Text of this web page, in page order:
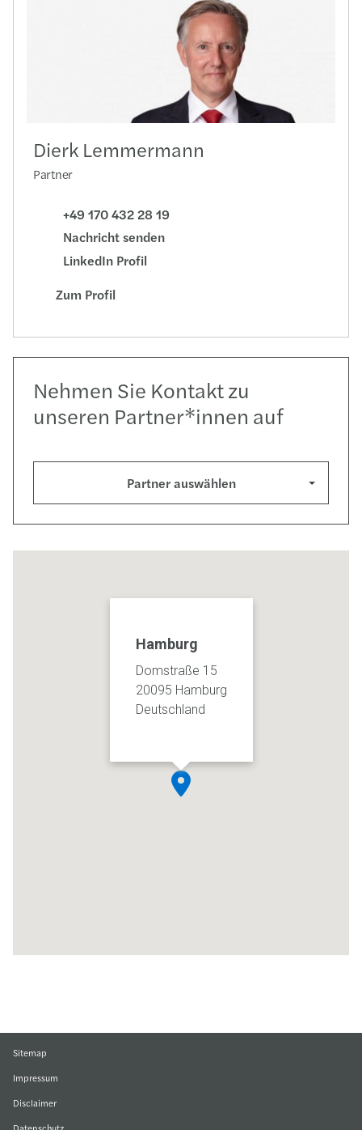
Dierk Lemmermann
Partner
+49 170 432 28 19
Nachricht senden
LinkedIn Profil
Zum Profil
Nehmen Sie Kontakt zu
unseren Partner*innen auf
Partner auswählen
Hamburg
Domstraße 15
20095 Hamburg
Deutschland
Sitemap
Impressum
Disclaimer
Datenschutz